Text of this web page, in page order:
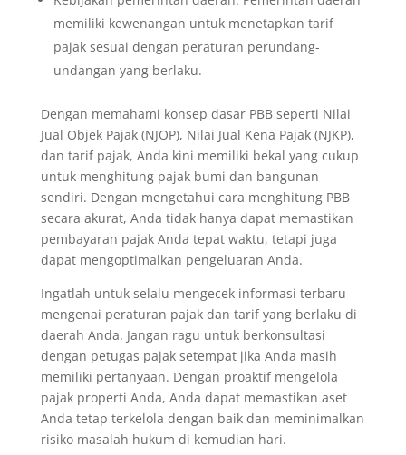
memiliki kewenangan untuk menetapkan tarif
pajak sesuai dengan peraturan perundang-
undangan yang berlaku.
Dengan memahami konsep dasar PBB seperti Nilai
Jual Objek Pajak (NJOP), Nilai Jual Kena Pajak (NJKP),
dan tarif pajak, Anda kini memiliki bekal yang cukup
untuk menghitung pajak bumi dan bangunan
sendiri. Dengan mengetahui cara menghitung PBB
secara akurat, Anda tidak hanya dapat memastikan
pembayaran pajak Anda tepat waktu, tetapi juga
dapat mengoptimalkan pengeluaran Anda.
Ingatlah untuk selalu mengecek informasi terbaru
mengenai peraturan pajak dan tarif yang berlaku di
daerah Anda. Jangan ragu untuk berkonsultasi
dengan petugas pajak setempat jika Anda masih
memiliki pertanyaan. Dengan proaktif mengelola
pajak properti Anda, Anda dapat memastikan aset
Anda tetap terkelola dengan baik dan meminimalkan
risiko masalah hukum di kemudian hari.